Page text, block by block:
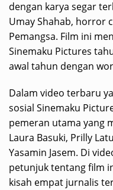
dengan karya segar
Umay Shahab, horror
Pemangsa. Film ini
Sinemaku Pictures
awal tahun dengan
Dalam video terbaru
sosial Sinemaku
pemeran utama yang
Laura Basuki, Prilly
Yasamin Jasem. Di
petunjuk tentang film
kisah empat jurnalis